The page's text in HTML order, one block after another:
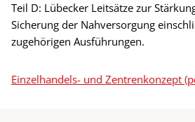
Teil D: Lübecker Leitsätze zur
Sicherung der Nahversorgung
zugehörigen Ausführungen.
Einzelhandels- und Zentrenkonzept